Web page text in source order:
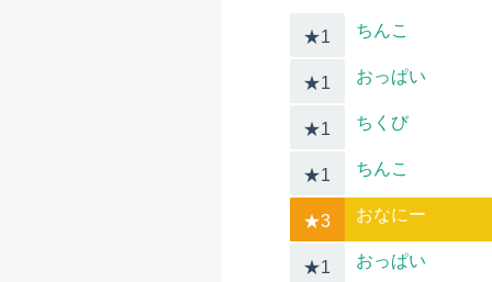
★1 ちんこ
★1 おっぱい
★1 ちくび
★1 ちんこ
★3 おなにー
★1 おっぱい